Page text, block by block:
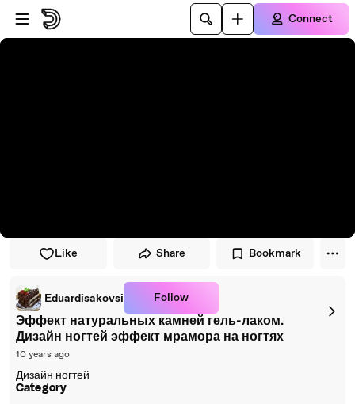
Skip to player
Skip to main content
Connect
Like Share Bookmark
Eduardisakovsi Follow
Эффект натуральных камней гель-лаком.
Дизайн ногтей эффект мрамора на ногтях
10 years ago
Дизайн ногтей
Category